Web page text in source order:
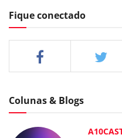
Fique conectado
Colunas & Blogs